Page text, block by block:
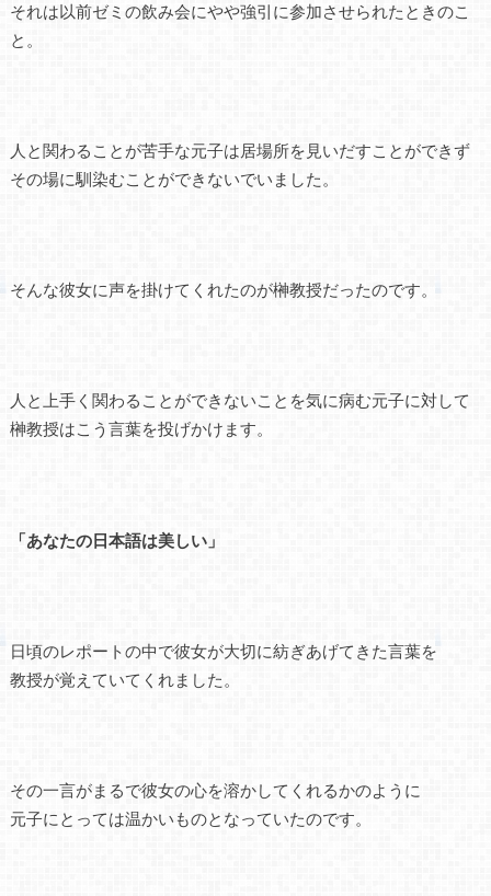
それは以前ゼミの飲み会にやや強引に参加させられたときのこ
と。
人と関わることが苦手な元子は居場所を見いだすことができず
その場に馴染むことができないでいました。
そんな彼女に声を掛けてくれたのが榊教授だったのです。
人と上手く関わることができないことを気に病む元子に対して
榊教授はこう言葉を投げかけます。
「あなたの日本語は美しい」
日頃のレポートの中で彼女が大切に紡ぎあげてきた言葉を
教授が覚えていてくれました。
その一言がまるで彼女の心を溶かしてくれるかのように
元子にとっては温かいものとなっていたのです。